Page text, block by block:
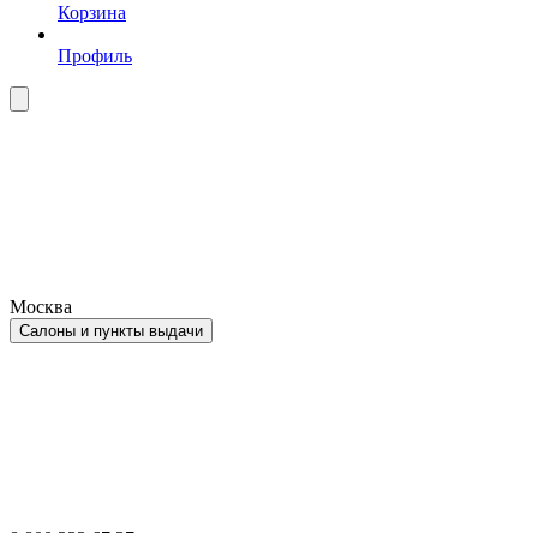
Корзина
Профиль
Москва
Салоны и пункты выдачи